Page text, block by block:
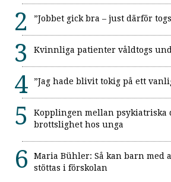
”Jobbet gick bra – just därför
Kvinnliga patienter våldtogs
”Jag hade blivit tokig på ett
Kopplingen mellan psykiatriska
brottslighet hos unga
Maria Bühler: Så kan barn med
stöttas i förskolan